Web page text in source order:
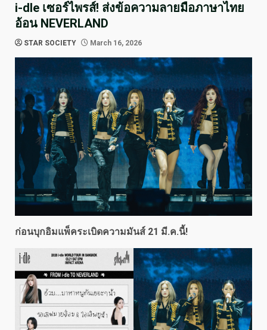
i-dle เซอร์ไพรส์! ส่งข้อความลายมือภาษาไทย
อ้อน NEVERLAND
STAR SOCIETY March 16, 2026
ก่อนบุกอิมแพ็คระเบิดความมันส์ 21 มี.ค.นี้!